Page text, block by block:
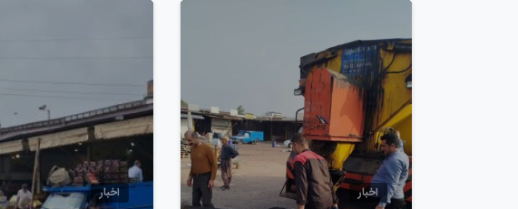
اخبار اخبار